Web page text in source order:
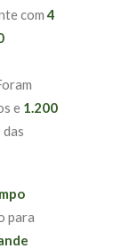
com4
e 1.200
para